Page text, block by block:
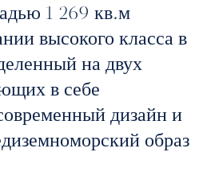
1 269 кв.м
высокого класса в
на двух
в себе
дизайн и
образ